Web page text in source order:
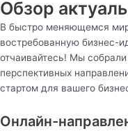
Обзор
В быстро меняющемся
востребованную бизнес-
отчаивайтесь! Мы
перспективных
стартом для вашего
Онлайн-